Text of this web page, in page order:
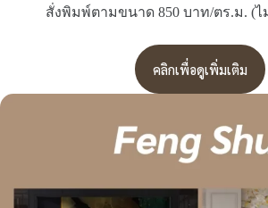
สั่งพิมพ์ตามขนาด 850 บาท/ตร.ม. (
คลิกเพื่อดูเพิ่มเติม